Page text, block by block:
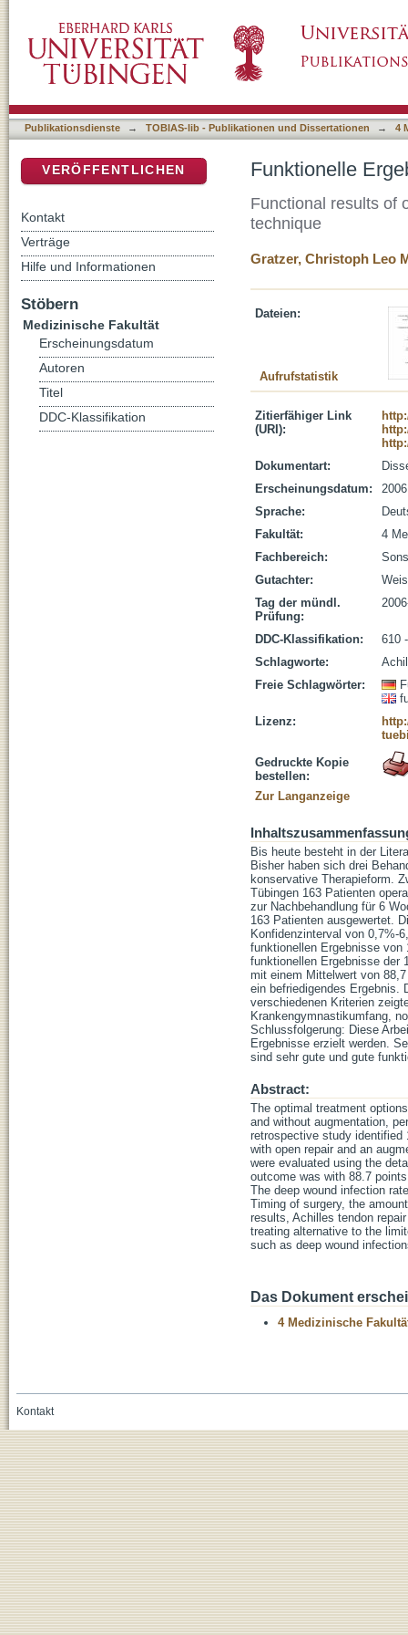
Publikationsdienste → TOBIAS-lib - Publikationen und Dissertationen → 4
Funktionelle
Functional results of
technique
Gratzer, Christoph Leo
Dateien:
Aufrufstatistik
Zitierfähiger Link
(URI):
Dokumentart:
Erscheinungsdatum:
2006
Sprache:
Fakultät:
4
Fachbereich:
Gutachter:
Tag der mündl.
Prüfung:
DDC-Klassifikation:
610
Schlagworte:
Freie Schlagwörter:
Lizenz:
Gedruckte Kopie
bestellen:
Zur Langanzeige
Bis heute besteht in der
Bisher haben sich drei
konservative Therapieform.
Tübingen 163 Patienten
zur Nachbehandlung für 6
163 Patienten ausgewertet.
Konfidenzinterval von 0,7%-
funktionellen Ergebnisse von
funktionellen Ergebnisse der
mit einem Mittelwert von
ein befriedigendes Ergebnis.
verschiedenen Kriterien
Krankengymnastikumfang,
Schlussfolgerung: Diese
Ergebnisse erzielt werden.
sind sehr gute und gute
Abstract:
The optimal treatment
and without augmentation,
retrospective study identified
with open repair and an
were evaluated using the
outcome was with 88.7
The deep wound infection
Timing of surgery, the
results, Achilles tendon
treating alternative to the
such as deep wound
Das Dokument
4 Medizinische
VERÖFFENTLICHEN
Kontakt
Verträge
Hilfe und Informationen
Stöbern
Medizinische Fakultät
Erscheinungsdatum
Autoren
Titel
DDC-Klassifikation
Kontakt